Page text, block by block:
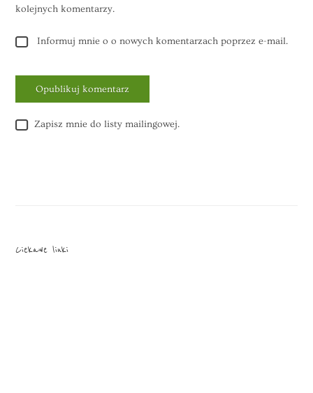
kolejnych komentarzy.
Informuj mnie o o nowych komentarzach poprzez e-mail.
Zapisz mnie do listy mailingowej.
Ciekawe linki